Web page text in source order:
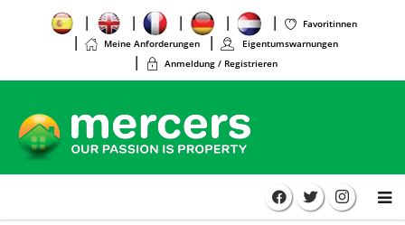
Favoritinnen
Meine Anforderungen
Eigentumswarnungen
Anmeldung / Registrieren